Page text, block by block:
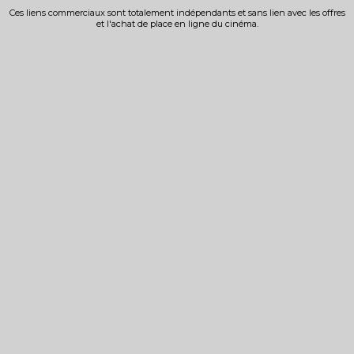
Ces liens commerciaux sont totalement indépendants et sans lien avec les offres
et l'achat de place en ligne du cinéma.